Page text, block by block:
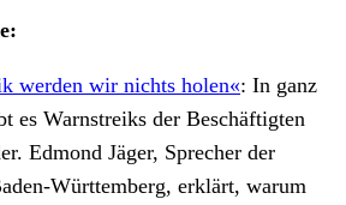
werden wir nichts holen«: In ganz
es Warnstreiks der Beschäftigten
Edmond Jäger, Sprecher der
Württemberg, erklärt, warum